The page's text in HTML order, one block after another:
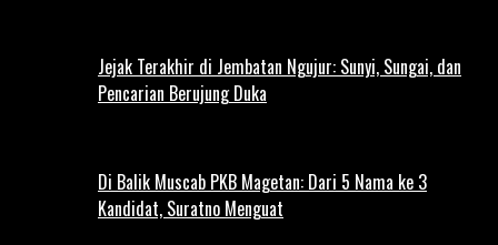
Jejak Terakhir di Jembatan Ngujur: Sunyi, Sungai, dan
Pencarian Berujung Duka
Di Balik Muscab PKB Magetan: Dari 5 Nama ke 3
Kandidat, Suratno Menguat